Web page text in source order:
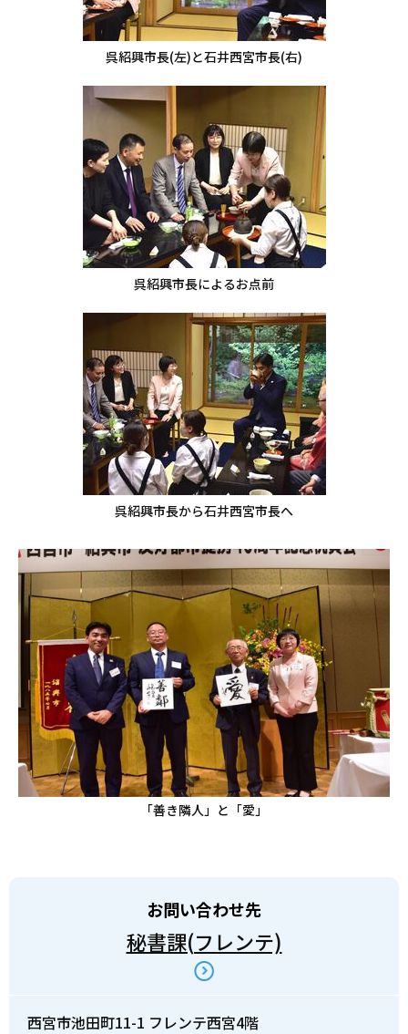
呉紹興市長(左)と石井西宮市長(右)
呉紹興市長によるお点前
呉紹興市長から石井西宮市長へ
「善き隣人」と「愛」
お問い合わせ先
秘書課(フレンテ)
西宮市池田町11-1 フレンテ西宮4階